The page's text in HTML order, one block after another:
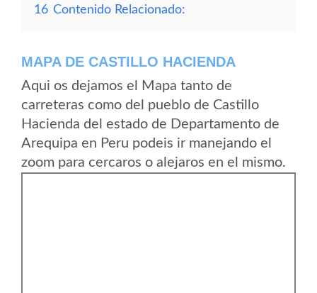
16 Contenido Relacionado:
MAPA DE CASTILLO HACIENDA
Aqui os dejamos el Mapa tanto de
carreteras como del pueblo de Castillo
Hacienda del estado de Departamento de
Arequipa en Peru podeis ir manejando el
zoom para cercaros o alejaros en el mismo.